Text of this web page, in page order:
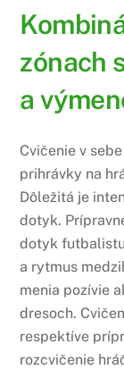
zónach
a
Cvičenie v
prihrávky na
Dôležitá je
dotyk.
dotyk
a rytmus
menia pozívie
dresoch.
respektíve
rozcvičenie